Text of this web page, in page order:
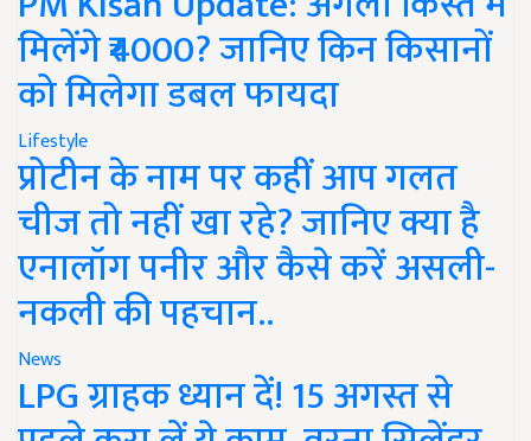
मिलेंगे ₹4000? जानिए किन किसानों
को मिलेगा डबल फायदा
Lifestyle
प्रोटीन के नाम पर कहीं आप गलत
चीज तो नहीं खा रहे? जानिए क्या है
एनालॉग पनीर और कैसे करें असली-
नकली की पहचान..
News
LPG ग्राहक ध्यान दें! 15 अगस्त से